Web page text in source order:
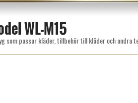
WL-M15
som passar kläder, tillbehör till kläder och andra